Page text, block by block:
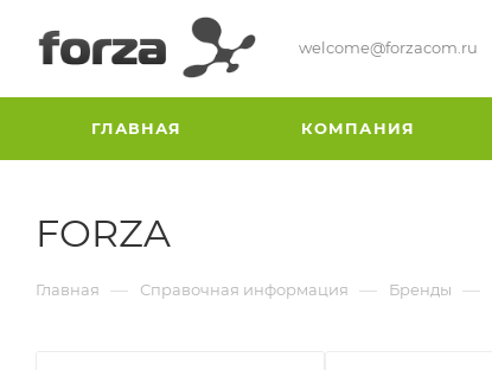
welcome@forzacom.ru
ГЛАВНАЯ КОМПАНИЯ
FORZA
Главная — Справочная информация — Бренды —